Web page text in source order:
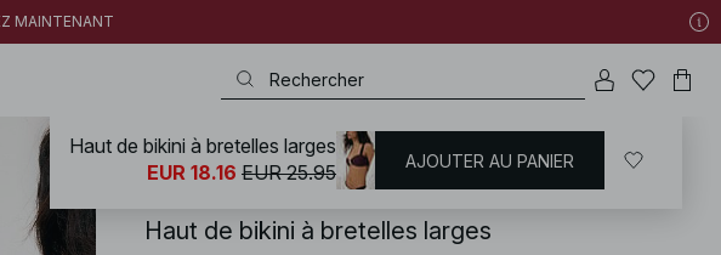
MAINTENANT
NA-KD / Maillots de bain / Bikinis Hauts de maillots
Haut de bikini à bretelles larges
Haut de bikini à bretelles larges
EUR 18.16 EUR 25.95 AJOUTER AU PANIER